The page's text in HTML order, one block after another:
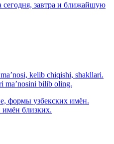
завтра и ближайшую
kelib chiqishi, shakllari.
ma’nosini bilib oling.
формы узбекских имён.
имён близких.